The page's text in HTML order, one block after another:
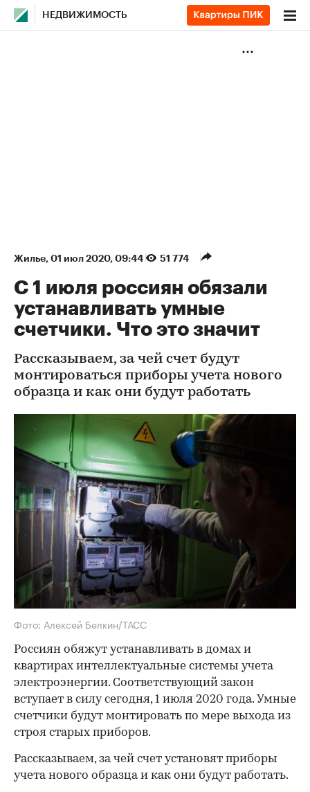
НЕДВИЖИМОСТЬ
Жилье⁠, 01 июл 2020, 09:44 51 774
С 1 июля россиян обязали
устанавливать умные
счетчики. Что это значит
Рассказываем, за чей счет будут
монтироваться приборы учета нового
образца и как они будут работать
Фото: Алексей Белкин/ТАСС
Россиян обяжут устанавливать в домах и
квартирах интеллектуальные системы учета
электроэнергии. Соответствующий закон
вступает в силу сегодня, 1 июля 2020 года. Умные
счетчики будут монтировать по мере выхода из
строя старых приборов.
Рассказываем, за чей счет установят приборы
учета нового образца и как они будут работать.